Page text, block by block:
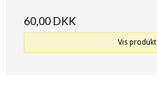
60,00 DKK
Vis produkt